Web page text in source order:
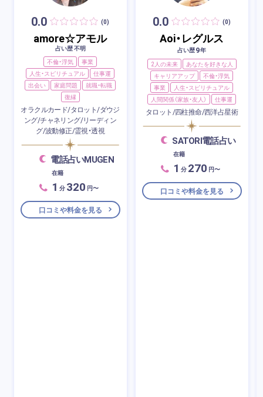
0.0 (0)
amore☆アモル
占い歴 不明
不倫・浮気
事業
人生・スピリチュアル
仕事運
出会い
家庭問題
就職・転職
復縁
オラクルカード/タロット/ダウジ
ング/チャネリング/リーディン
グ/波動修正/霊視・透視
電話占いMUGEN
在籍
1 分 320 円〜
口コミや料金を見る
0.0 (0)
Aoi・レグルス
占い歴9年
2人の未来
あなたを好きな人
キャリアアップ
不倫・浮気
事業
人生・スピリチュアル
人間関係（家族・友人）
仕事運
タロット/四柱推命/西洋占星術
SATORI電話占い
在籍
1 分 270 円〜
口コミや料金を見る